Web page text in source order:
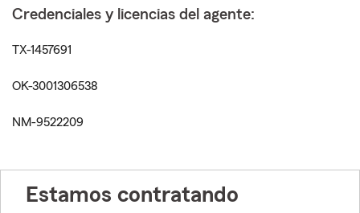
Credenciales y licencias del agente:
TX-1457691
OK-3001306538
NM-9522209
Estamos contratando